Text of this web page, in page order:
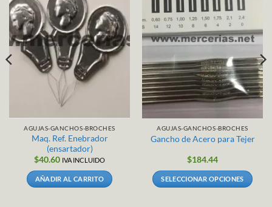
AGUJAS-GANCHOS-BROCHES
Maq. Ref. Enebrador
(ensartador)
$40.60 IVA INCLUIDO
AÑADIR AL CARRITO
AGUJAS-GANCHOS-BROCHES
Gancho de Acero para Tejer
$184.44
SELECCIONAR OPCIONES